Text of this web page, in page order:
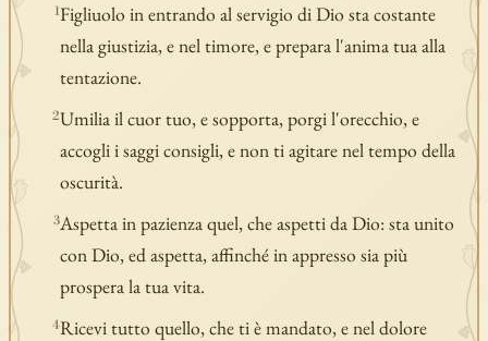
1Figliuolo in entrando al servigio di Dio sta costante
nella giustizia, e nel timore, e prepara l'anima tua alla
tentazione.
2Umilia il cuor tuo, e sopporta, porgi l'orecchio, e
accogli i saggi consigli, e non ti agitare nel tempo della
oscurità.
3Aspetta in pazienza quel, che aspetti da Dio: sta unito
con Dio, ed aspetta, affinché in appresso sia più
prospera la tua vita.
4Ricevi tutto quello, che ti è mandato, e nel dolore